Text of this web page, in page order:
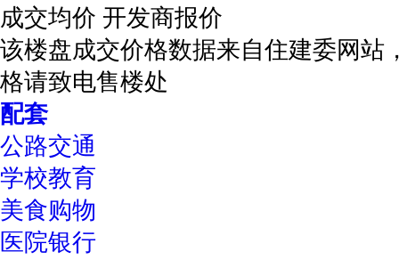
成交均价 开发商报价
该楼盘成交价格数据来自住建委网站
格请致电售楼处
配套
公路交通
学校教育
美食购物
医院银行